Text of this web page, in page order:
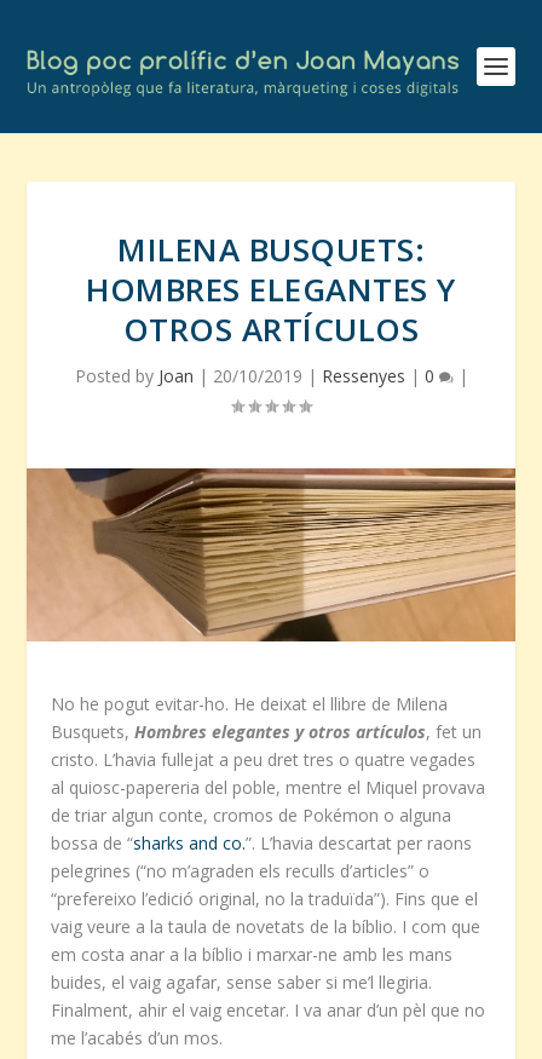
MILENA BUSQUETS:
HOMBRES ELEGANTES Y
OTROS ARTÍCULOS
Posted by Joan | 20/10/2019 | Ressenyes | 0 |
No he pogut evitar-ho. He deixat el llibre de Milena
Busquets,Hombres elegantes y otros artículos, fet un
cristo. L’havia fullejat a peu dret tres o quatre vegades
al quiosc-papereria del poble, mentre el Miquel provava
de triar algun conte, cromos de Pokémon o alguna
bossa de “sharks and co.”. L’havia descartat per raons
pelegrines (“no m’agraden els reculls d’articles” o
“prefereixo l’edició original, no la traduïda”). Fins que el
vaig veure a la taula de novetats de la bíblio. I com que
em costa anar a la bíblio i marxar-ne amb les mans
buides, el vaig agafar, sense saber si me’l llegiria.
Finalment, ahir el vaig encetar. I va anar d’un pèl que no
me l’acabés d’un mos.